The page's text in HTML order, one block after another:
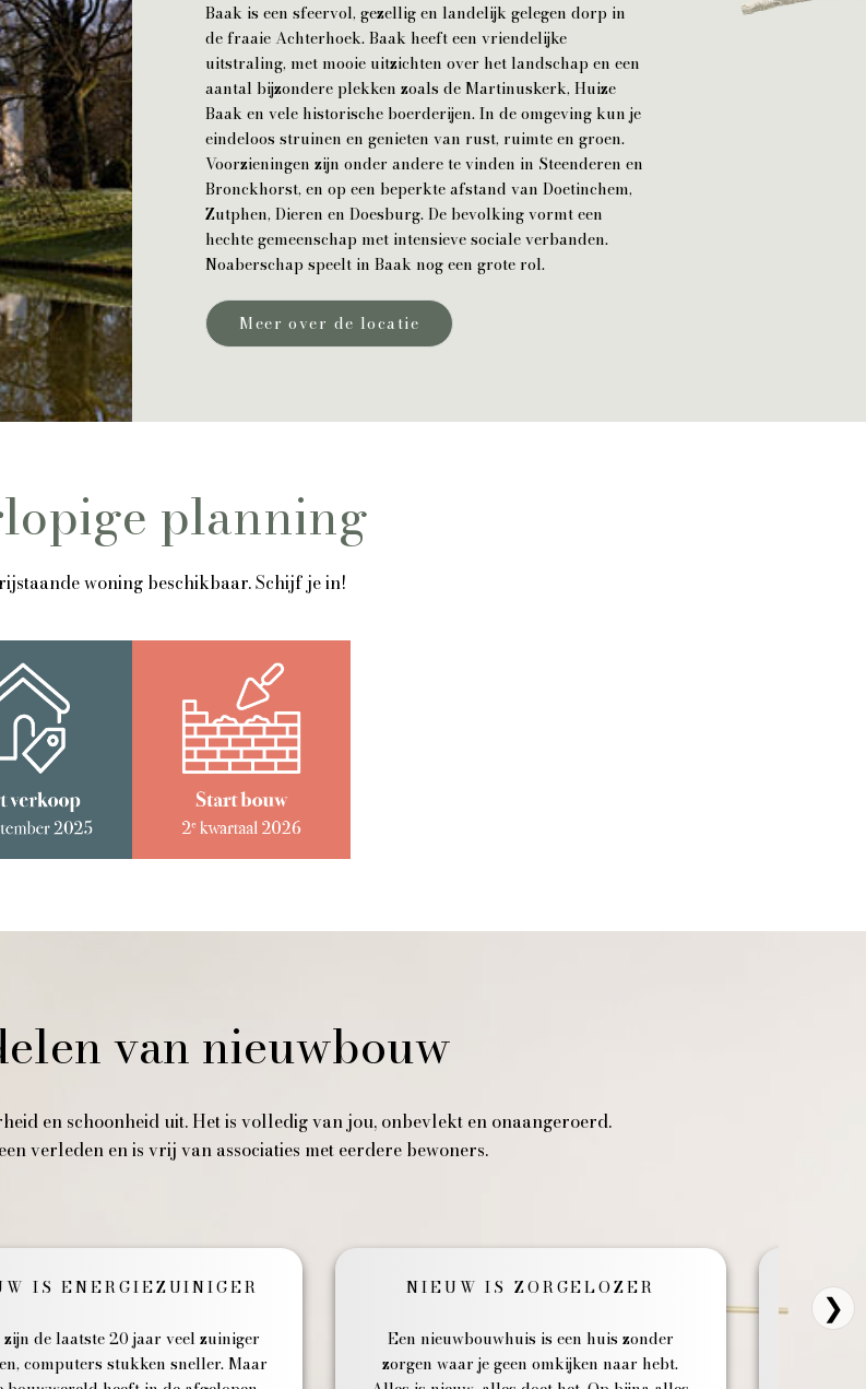
Baak is een sfeervol, gezellig en landelijk gelegen dorp in
de fraaie Achterhoek. Baak heeft een vriendelijke
uitstraling, met mooie uitzichten over het landschap en een
aantal bijzondere plekken zoals de Martinuskerk, Huize
Baak en vele historische boerderijen. In de omgeving kun je
eindeloos struinen en genieten van rust, ruimte en groen.
Voorzieningen zijn onder andere te vinden in Steenderen en
Bronckhorst, en op een beperkte afstand van Doetinchem,
Zutphen, Dieren en Doesburg. De bevolking vormt een
hechte gemeenschap met intensieve sociale verbanden.
Noaberschap speelt in Baak nog een grote rol.
Meer over de locatie
planning
woning beschikbaar. Schijf je in!
van nieuwbouw
en schoonheid uit. Het is volledig van jou, onbevlekt en onaangeroerd.
verleden en is vrij van associaties met eerdere bewoners.
IS ENERGIEZUINIGER
zijn de laatste 20 jaar veel zuiniger
computers stukken sneller. Maar
NIEUW IS ZORGELOZER
Een nieuwbouwhuis is een huis zonder
zorgen waar je geen omkijken naar hebt.
❯